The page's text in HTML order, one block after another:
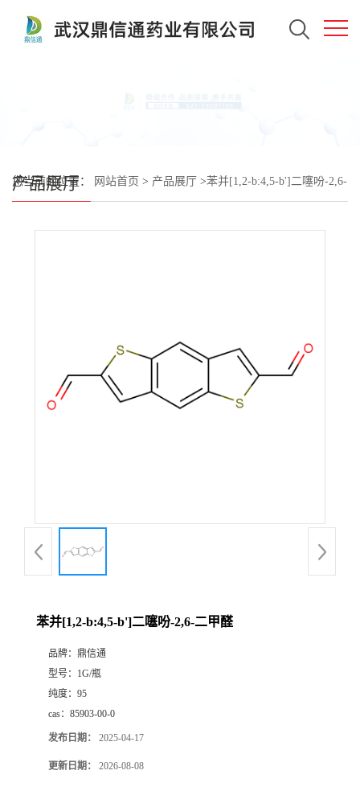
产品展厅
您当前的位置： 网站首页 > 产品展厅 >苯并[1,2-b:4,5-b']二噻吩-2,6-
苯并[1,2-b:4,5-b']二噻吩-2,6-二甲醛
品牌： 鼎信通
型号： 1G/瓶
纯度： 95
cas： 85903-00-0
发布日期： 2025-04-17
更新日期： 2026-08-08